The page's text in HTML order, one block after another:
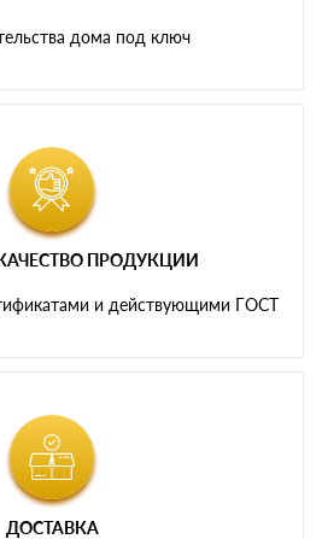
дома под ключ
ПРОДУКЦИИ
и действующими ГОСТ
ДОСТАВКА